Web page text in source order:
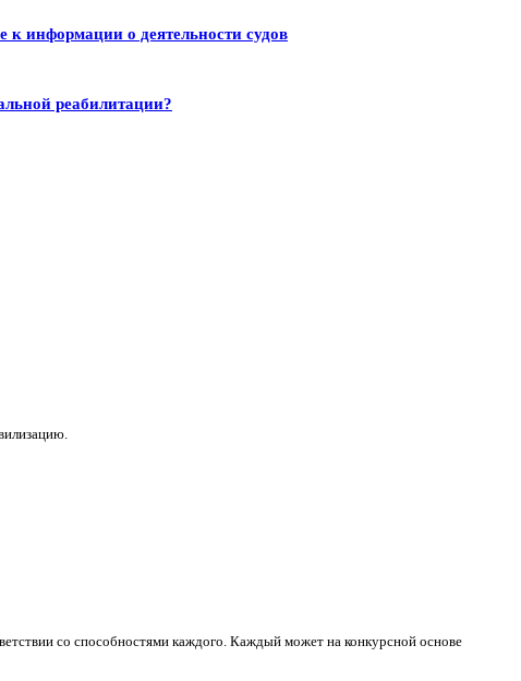
информации о деятельности судов
реабилитации?
со способностями каждого. Каждый может на конкурсной основе